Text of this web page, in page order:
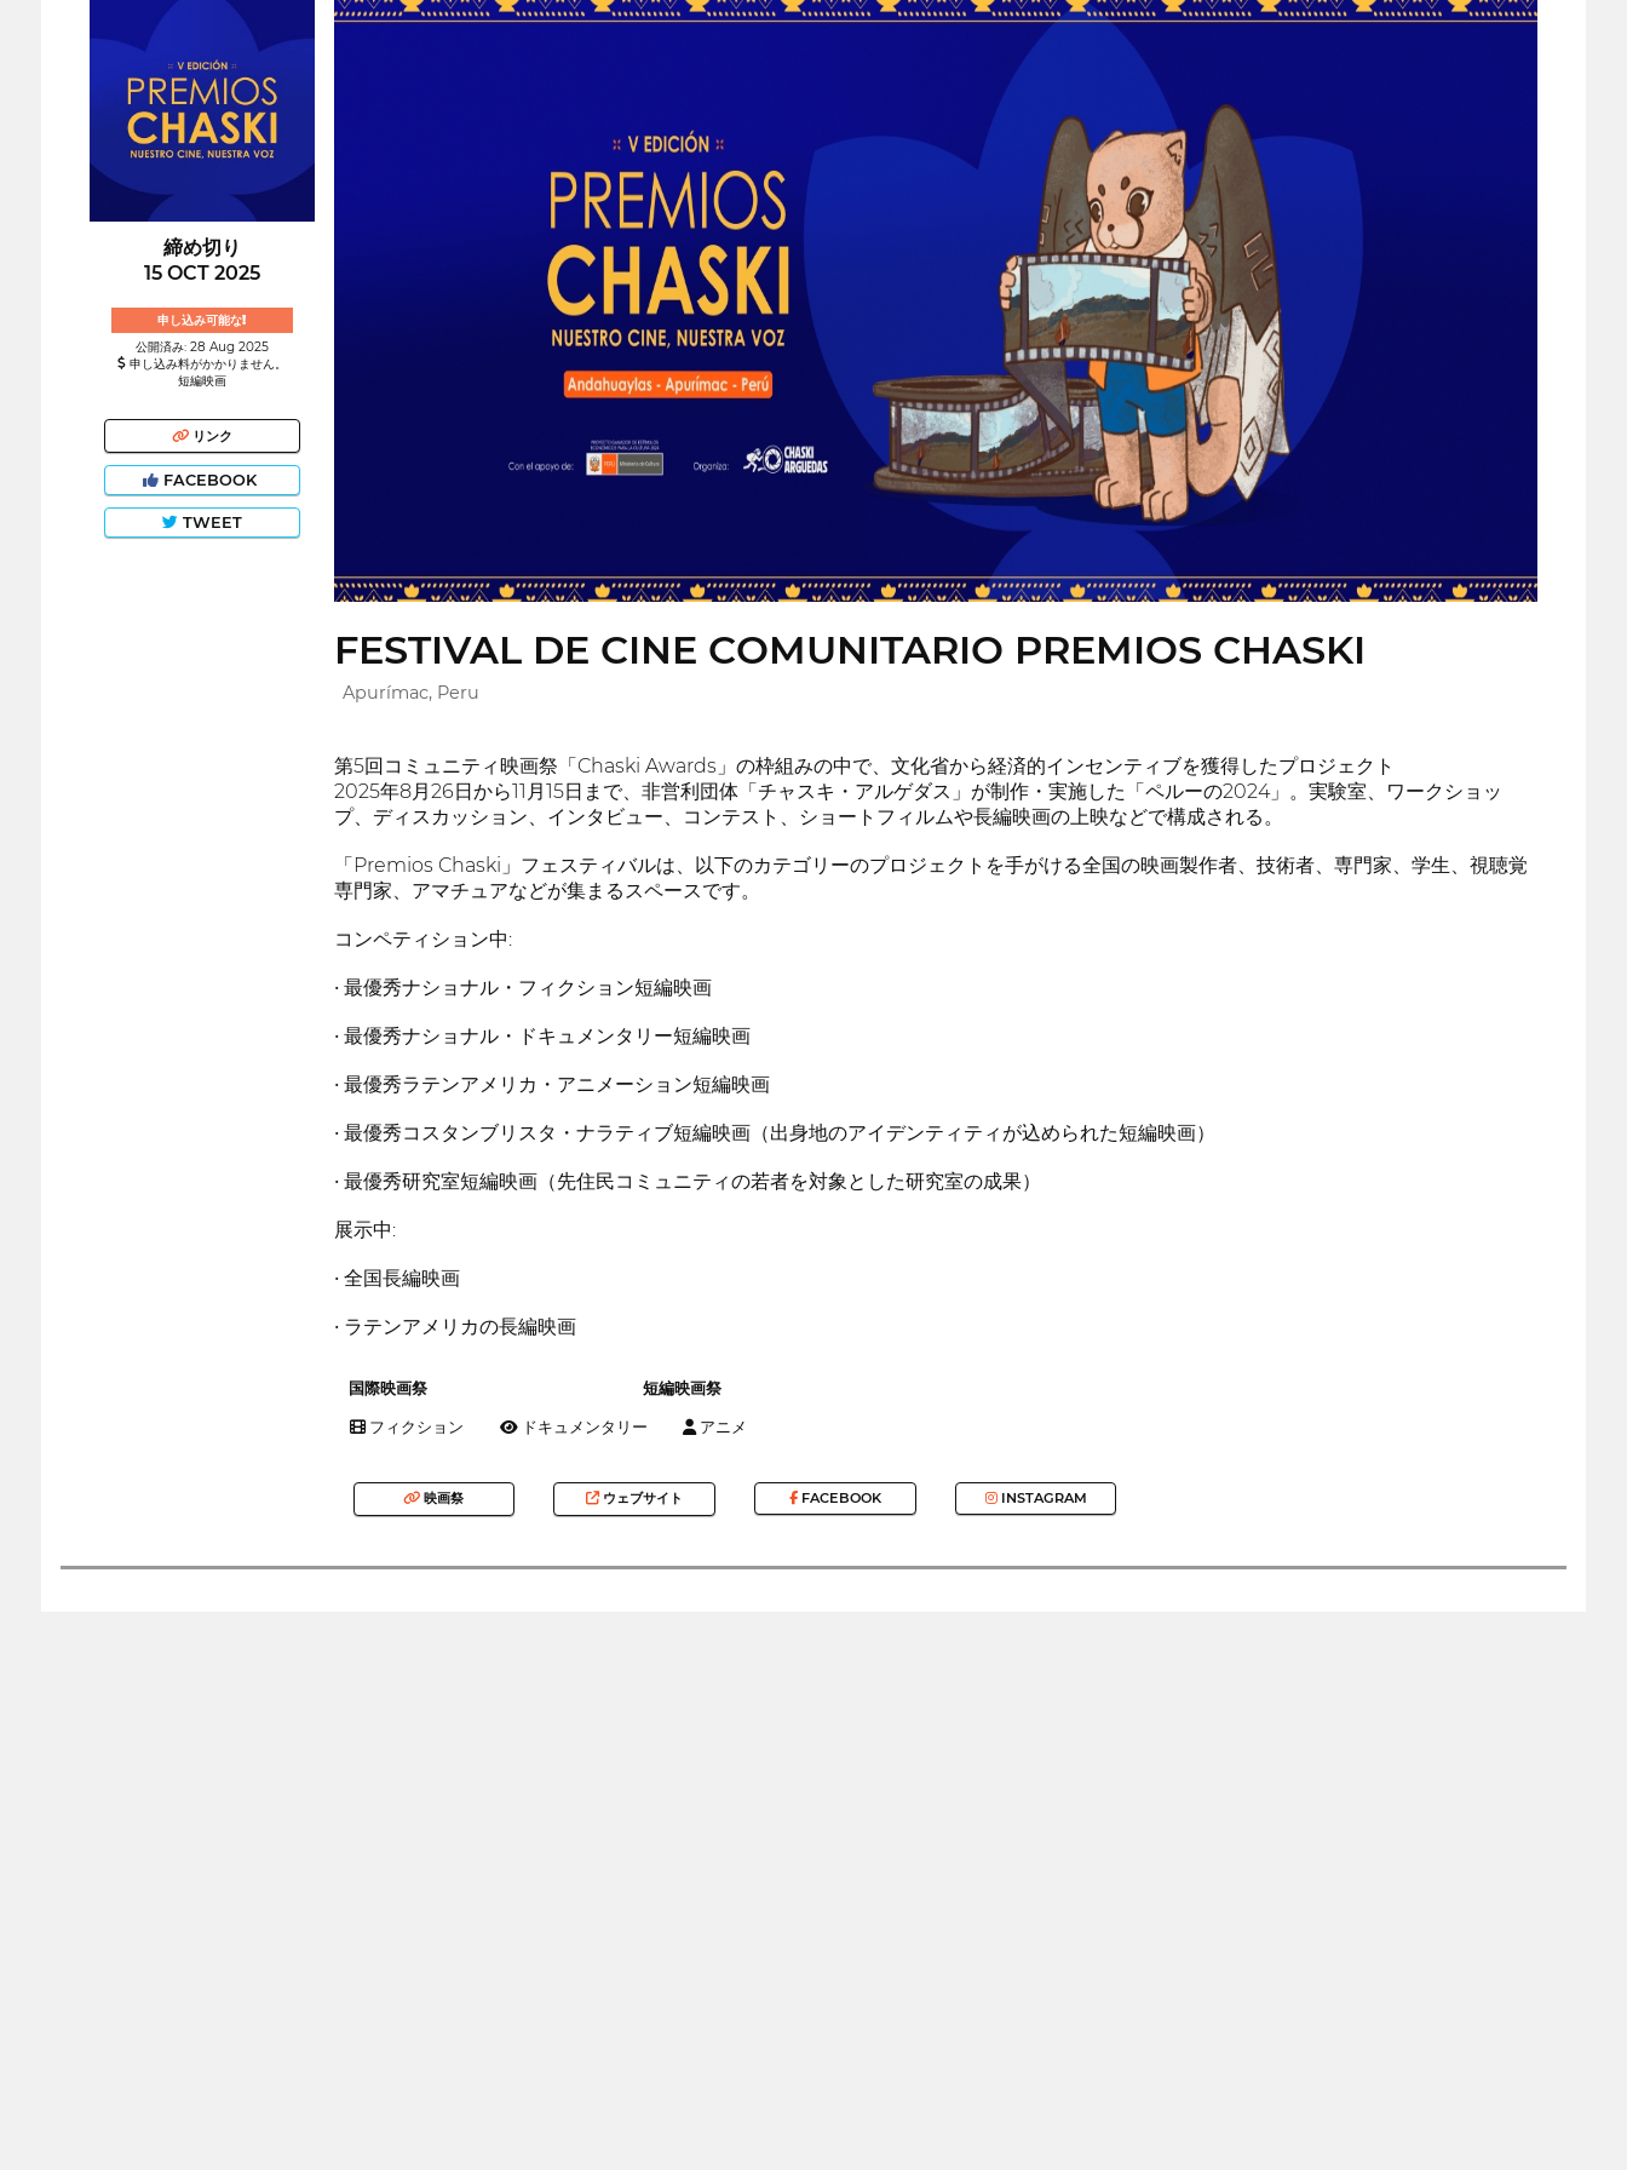
締め切り
15 OCT 2025
申し込み可能な!
公開済み: 28 Aug 2025
申し込み料がかかりません。
短編映画
リンク
FACEBOOK
TWEET
FESTIVAL DE CINE COMUNITARIO PREMIOS CHASKI
Apurímac, Peru
第5回コミュニティ映画祭「Chaski Awards」の枠組みの中で、文化省から経済的インセンティブを獲得したプロジェクト
2025年8月26日から11月15日まで、非営利団体「チャスキ・アルゲダス」が制作・実施した「ペルーの2024」。実験室、ワークショッ
プ、ディスカッション、インタビュー、コンテスト、ショートフィルムや長編映画の上映などで構成される。
「Premios Chaski」フェスティバルは、以下のカテゴリーのプロジェクトを手がける全国の映画製作者、技術者、専門家、学生、視聴覚
専門家、アマチュアなどが集まるスペースです。
コンペティション中:
• 最優秀ナショナル・フィクション短編映画
• 最優秀ナショナル・ドキュメンタリー短編映画
• 最優秀ラテンアメリカ・アニメーション短編映画
• 最優秀コスタンブリスタ・ナラティブ短編映画（出身地のアイデンティティが込められた短編映画）
• 最優秀研究室短編映画（先住民コミュニティの若者を対象とした研究室の成果）
展示中:
• 全国長編映画
• ラテンアメリカの長編映画
国際映画祭 短編映画祭
フィクション ドキュメンタリー アニメ
映画祭 ウェブサイト FACEBOOK INSTAGRAM